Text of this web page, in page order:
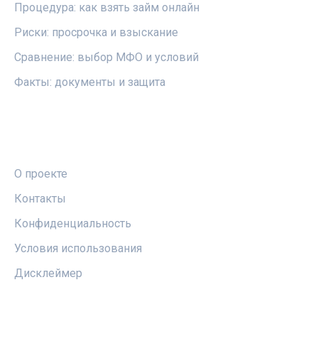
Процедура: как взять займ онлайн
Риски: просрочка и взыскание
Сравнение: выбор МФО и условий
Факты: документы и защита
О проекте
Контакты
Конфиденциальность
Условия использования
Дисклеймер